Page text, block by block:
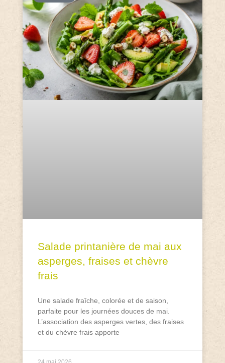
Salade printanière de mai aux
asperges, fraises et chèvre
frais
Une salade fraîche, colorée et de saison,
parfaite pour les journées douces de mai.
L’association des asperges vertes, des fraises
et du chèvre frais apporte